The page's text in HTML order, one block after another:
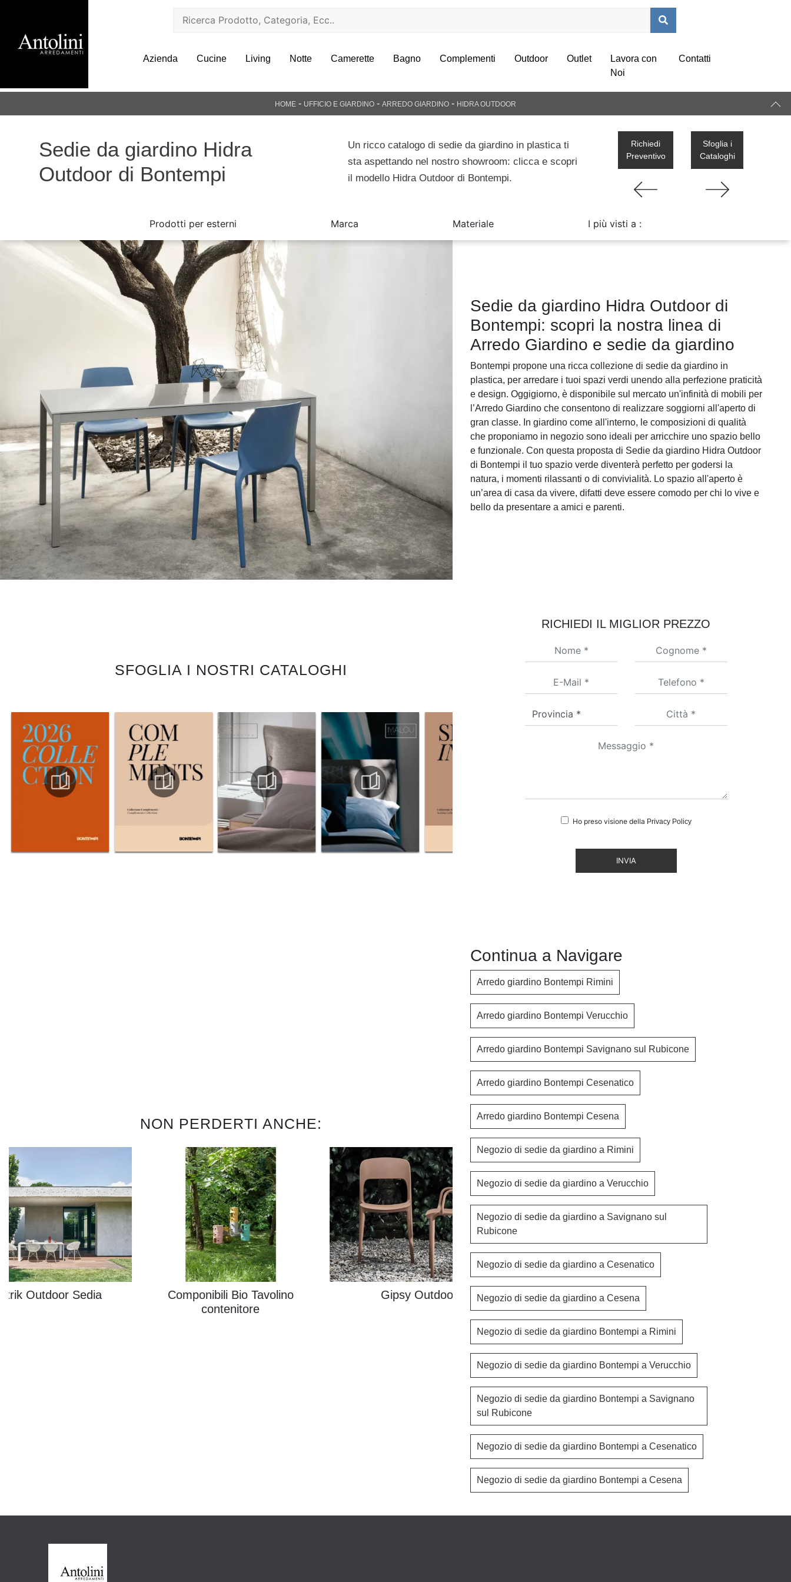
Azienda Cucine Living Notte Camerette Bagno Complementi Outdoor Outlet
Lavora con
Noi
Contatti
HOME - UFFICIO E GIARDINO - ARREDO GIARDINO - HIDRA OUTDOOR
Sedie da giardino Hidra
Outdoor di Bontempi
Un ricco catalogo di sedie da giardino in plastica ti
sta aspettando nel nostro showroom: clicca e scopri
il modello Hidra Outdoor di Bontempi.
Richiedi
Preventivo
Sfoglia i
Cataloghi
Prodotti per esterni Marca Materiale I più visti a :
Sedie da giardino Hidra Outdoor di
Bontempi: scopri la nostra linea di
Arredo Giardino e sedie da giardino
Bontempi propone una ricca collezione di sedie da giardino in
plastica, per arredare i tuoi spazi verdi unendo alla perfezione praticità
e design. Oggigiorno, è disponibile sul mercato un'infinità di mobili per
l’Arredo Giardino che consentono di realizzare soggiorni all'aperto di
gran classe. In giardino come all'interno, le composizioni di qualità
che proponiamo in negozio sono ideali per arricchire uno spazio bello
e funzionale. Con questa proposta di Sedie da giardino Hidra Outdoor
di Bontempi il tuo spazio verde diventerà perfetto per godersi la
natura, i momenti rilassanti o di convivialità. Lo spazio all'aperto è
un’area di casa da vivere, difatti deve essere comodo per chi lo vive e
bello da presentare a amici e parenti.
SFOGLIA I NOSTRI CATALOGHI
RICHIEDI IL MIGLIOR PREZZO
Ho preso visione della Privacy Policy
INVIA
NON PERDERTI ANCHE:
Outdoor Sedia
Componibili Bio Tavolino
contenitore
Gipsy Outdoor Echoes Outdoor Sedia
Continua a Navigare
Arredo giardino Bontempi Rimini
Arredo giardino Bontempi Verucchio
Arredo giardino Bontempi Savignano sul Rubicone
Arredo giardino Bontempi Cesenatico
Arredo giardino Bontempi Cesena
Negozio di sedie da giardino a Rimini
Negozio di sedie da giardino a Verucchio
Negozio di sedie da giardino a Savignano sul
Rubicone
Negozio di sedie da giardino a Cesenatico
Negozio di sedie da giardino a Cesena
Negozio di sedie da giardino Bontempi a Rimini
Negozio di sedie da giardino Bontempi a Verucchio
Negozio di sedie da giardino Bontempi a Savignano
sul Rubicone
Negozio di sedie da giardino Bontempi a Cesenatico
Negozio di sedie da giardino Bontempi a Cesena